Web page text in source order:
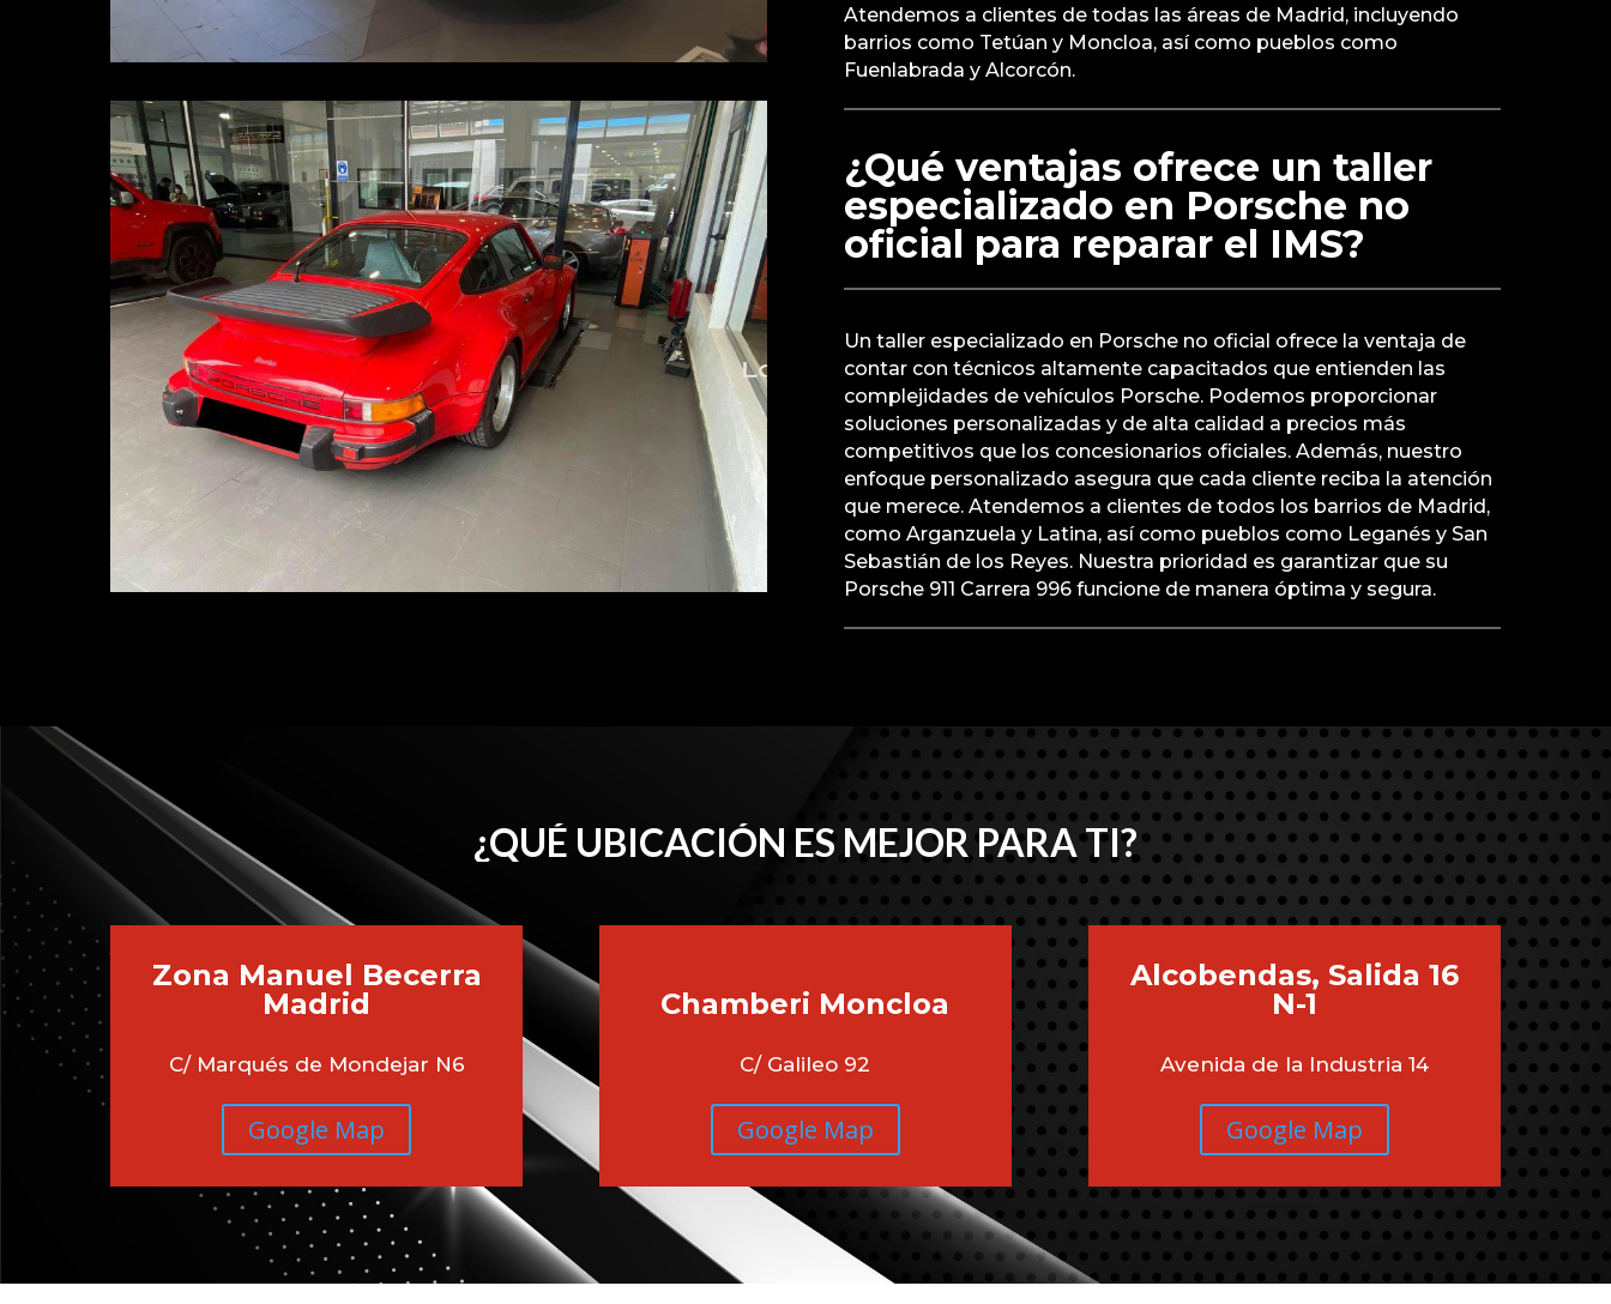
Atendemos a clientes de todas las áreas de Madrid, incluyendo
barrios como Tetúan y Moncloa, así como pueblos como
Fuenlabrada y Alcorcón.
¿Qué ventajas ofrece un taller
especializado en Porsche no
oficial para reparar el IMS?
Un taller especializado en Porsche no oficial ofrece la ventaja de
contar con técnicos altamente capacitados que entienden las
complejidades de vehículos Porsche. Podemos proporcionar
soluciones personalizadas y de alta calidad a precios más
competitivos que los concesionarios oficiales. Además, nuestro
enfoque personalizado asegura que cada cliente reciba la atención
que merece. Atendemos a clientes de todos los barrios de Madrid,
como Arganzuela y Latina, así como pueblos como Leganés y San
Sebastián de los Reyes. Nuestra prioridad es garantizar que su
Porsche 911 Carrera 996 funcione de manera óptima y segura.
¿QUÉ UBICACIÓN ES MEJOR PARA TI?
Zona Manuel Becerra
Madrid
C/ Marqués de Mondejar N6
Google Map
Chamberi Moncloa
C/ Galileo 92
Google Map
Alcobendas, Salida 16
N-1
Avenida de la Industria 14
Google Map